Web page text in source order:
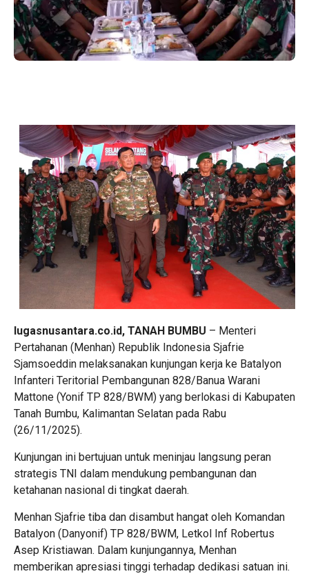
lugasnusantara.co.id, TANAH BUMBU – Menteri
Pertahanan (Menhan) Republik Indonesia Sjafrie
Sjamsoeddin melaksanakan kunjungan kerja ke Batalyon
Infanteri Teritorial Pembangunan 828/Banua Warani
Mattone (Yonif TP 828/BWM) yang berlokasi di Kabupaten
Tanah Bumbu, Kalimantan Selatan pada Rabu
(26/11/2025).
Kunjungan ini bertujuan untuk meninjau langsung peran
strategis TNI dalam mendukung pembangunan dan
ketahanan nasional di tingkat daerah.
Menhan Sjafrie tiba dan disambut hangat oleh Komandan
Batalyon (Danyonif) TP 828/BWM, Letkol Inf Robertus
Asep Kristiawan. Dalam kunjungannya, Menhan
memberikan apresiasi tinggi terhadap dedikasi satuan ini.